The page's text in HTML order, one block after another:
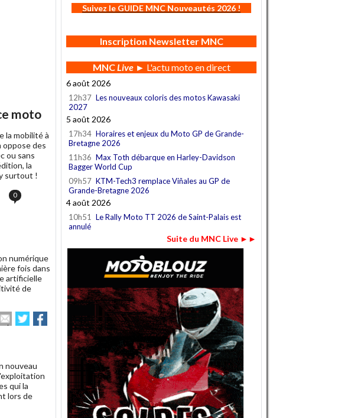
moto
la mobilité à
des
ou sans
la
surtout !
0
numérique
fois dans
artificielle
de
EnvoyerPartager
sur
Partager
sur
Facebook
nouveau
qui la
lors de
Suivez le GUIDE MNC Nouveautés 2026 !
Inscription Newsletter MNC
MNCLive► L'actu moto en direct
6 août 2026
12h37 Les nouveaux coloris des motos Kawasaki
2027
5 août 2026
17h34 Horaires et enjeux du Moto GP de Grande-
Bretagne 2026
11h36 Max Toth débarque en Harley-Davidson
Bagger World Cup
09h57 KTM-Tech3 remplace Viñales au GP de
Grande-Bretagne 2026
4 août 2026
10h51
Le Rally Moto TT 2026 de Saint-Palais est
annulé
Suite du MNC Live ►►